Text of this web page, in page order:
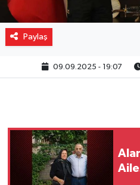
Paylaş
09.09.2025 - 19:07